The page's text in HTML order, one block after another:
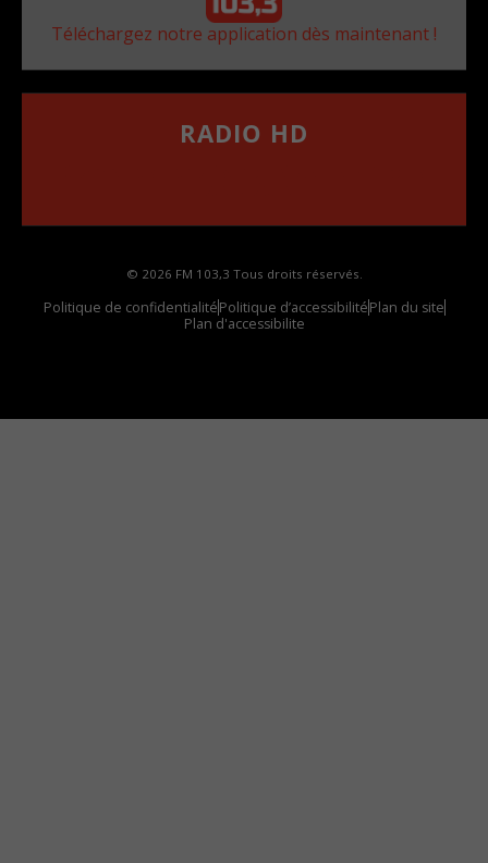
Téléchargez notre application dès maintenant !
RADIO HD
© 2026 FM 103,3 Tous droits réservés.
Politique de confidentialitéPolitique d’accessibilitéPlan du site
Plan d'accessibilite